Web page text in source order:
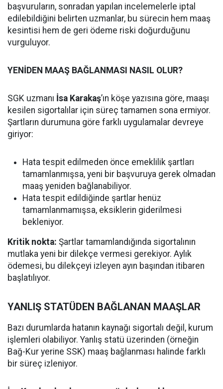
başvuruların, sonradan yapılan incelemelerle iptal
edilebildiğini belirten uzmanlar, bu sürecin hem maaş
kesintisi hem de geri ödeme riski doğurduğunu
vurguluyor.
YENİDEN MAAŞ BAĞLANMASI NASIL OLUR?
SGK uzmanı İsa Karakaş’ın köşe yazısına göre, maaşı
kesilen sigortalılar için süreç tamamen sona ermiyor.
Şartların durumuna göre farklı uygulamalar devreye
giriyor:
Hata tespit edilmeden önce emeklilik şartları
tamamlanmışsa, yeni bir başvuruya gerek olmadan
maaş yeniden bağlanabiliyor.
Hata tespit edildiğinde şartlar henüz
tamamlanmamışsa, eksiklerin giderilmesi
bekleniyor.
Kritik nokta: Şartlar tamamlandığında sigortalının
mutlaka yeni bir dilekçe vermesi gerekiyor. Aylık
ödemesi, bu dilekçeyi izleyen ayın başından itibaren
başlatılıyor.
YANLIŞ STATÜDEN BAĞLANAN MAAŞLAR
Bazı durumlarda hatanın kaynağı sigortalı değil, kurum
işlemleri olabiliyor. Yanlış statü üzerinden (örneğin
Bağ-Kur yerine SSK) maaş bağlanması halinde farklı
bir süreç izleniyor.